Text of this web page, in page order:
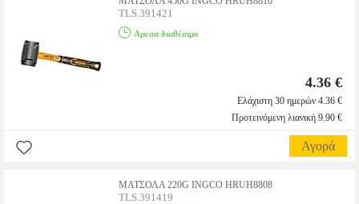
TLS.391421
Αμεσα διαθέσιμο
4.36 €
Ελάχιστη 30 ημερών 4.36 €
Προτεινόμενη λιανική 9.90 €
Αγορά
ΜΑΤΣΟΛΑ 220G INGCO HRUH8808
TLS.391419